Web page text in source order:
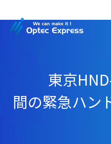
東京
間の緊急ハン